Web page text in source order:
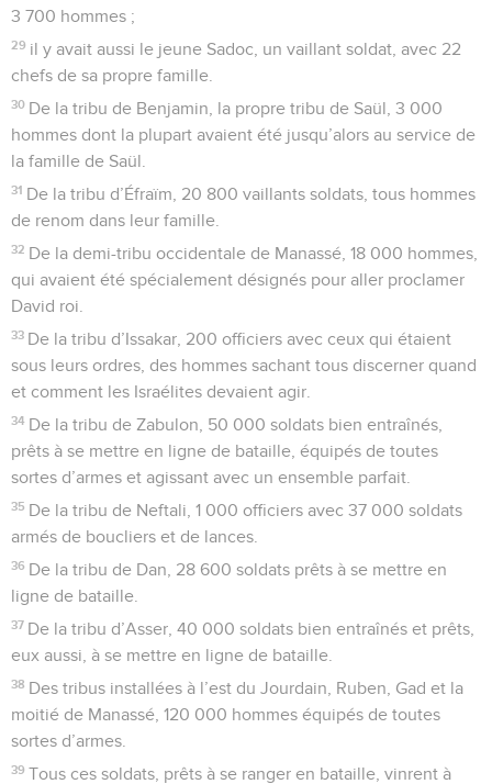
3 700 hommes ;
29 il y avait aussi le jeune Sadoc, un vaillant soldat, avec 22
chefs de sa propre famille.
30 De la tribu de Benjamin, la propre tribu de Saül, 3 000
hommes dont la plupart avaient été jusqu’alors au service de
la famille de Saül.
31 De la tribu d’Éfraïm, 20 800 vaillants soldats, tous hommes
de renom dans leur famille.
32 De la demi-tribu occidentale de Manassé, 18 000 hommes,
qui avaient été spécialement désignés pour aller proclamer
David roi.
33 De la tribu d’Issakar, 200 officiers avec ceux qui étaient
sous leurs ordres, des hommes sachant tous discerner quand
et comment les Israélites devaient agir.
34 De la tribu de Zabulon, 50 000 soldats bien entraînés,
prêts à se mettre en ligne de bataille, équipés de toutes
sortes d’armes et agissant avec un ensemble parfait.
35 De la tribu de Neftali, 1 000 officiers avec 37 000 soldats
armés de boucliers et de lances.
36 De la tribu de Dan, 28 600 soldats prêts à se mettre en
ligne de bataille.
37 De la tribu d’Asser, 40 000 soldats bien entraînés et prêts,
eux aussi, à se mettre en ligne de bataille.
38 Des tribus installées à l’est du Jourdain, Ruben, Gad et la
moitié de Manassé, 120 000 hommes équipés de toutes
sortes d’armes.
39 Tous ces soldats, prêts à se ranger en bataille, vinrent à